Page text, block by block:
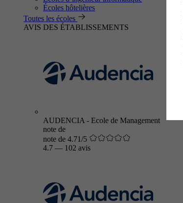
Écoles hôtelières
Toutes les écoles
AVIS DES ÉTABLISSEMENTS
AUDENCIA - Ecole de Management
note de
note de 4.71/5
4.7 — 102 avis